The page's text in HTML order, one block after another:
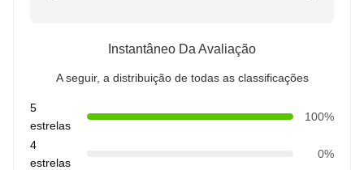
Instantâneo Da Avaliação
A seguir, a distribuição de todas as classificações
5
estrelas
100%
4
estrelas
0%